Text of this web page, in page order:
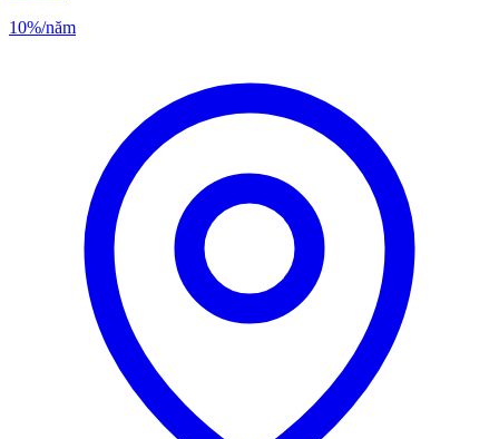
10%/năm